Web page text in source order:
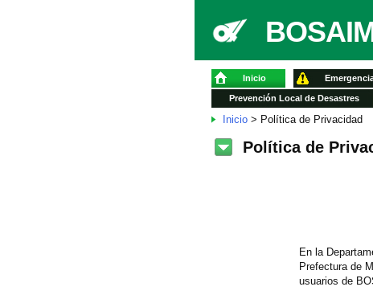
Inicio
Prevención Local de Desastres
Inicio > Política de Privacidad
Política de
En la
Prefectura de
usuarios de